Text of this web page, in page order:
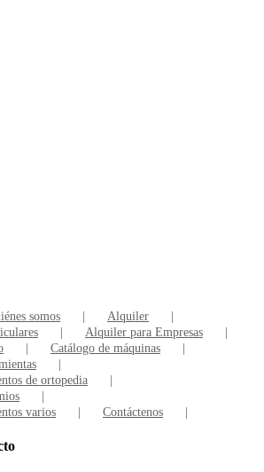
somos
Alquiler
Alquiler para Empresas
Catálogo de máquinas
de ortopedia
varios
Contáctenos